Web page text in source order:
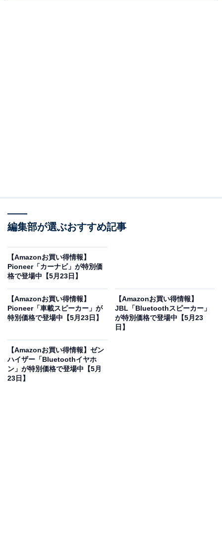
オーディオテクニカの「ワイヤレスヘッドホン」
オーディオテクニカ ATH-HL7BT ワイヤレスヘッドホン
bluetooth LDAC対応 開放型ヘッドホン 最大約20時間再
生 軽量 ビームフォーミングマイク 低遅延 AAC 有線接続
ハイレゾ 360 Reality Audio【国内正規品】ブラックATH-
HL7BT
編集部が選ぶおすすめ記事
【Amazonお買い得情報】
Pioneer「カーナビ」が特別価
格で登場中【5月23日】
【Amazonお買い得情報】
Pioneer「車載スピーカー」が
特別価格で登場中【5月23日】
【Amazonお買い得情報】
JBL「Bluetoothスピーカー」
が特別価格で登場中【5月23
日】
【Amazonお買い得情報】ゼン
ハイザー「Bluetoothイヤホ
ン」が特別価格で登場中【5月
23日】